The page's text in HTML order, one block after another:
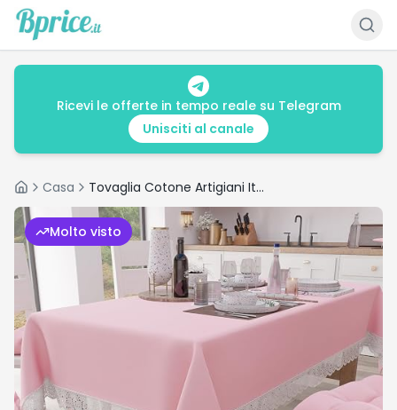
Ricevi le offerte in tempo reale su Telegram
Unisciti al canale
HomeCasa Tovaglia Cotone Artigiani Italiani: recensione e prezzo
Molto visto